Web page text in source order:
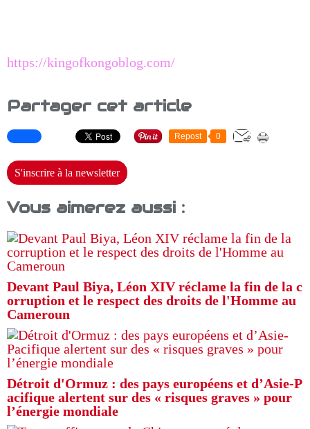
https://kingofkongoblog.com/
Partager cet article
Repost 0
S'inscrire à la newsletter
Vous aimerez aussi :
Devant Paul Biya, Léon XIV réclame la fin de la c
orruption et le respect des droits de l'Homme au
Cameroun
Détroit d'Ormuz : des pays européens et d’Asie-P
acifique alertent sur des « risques graves » pour
l’énergie mondiale